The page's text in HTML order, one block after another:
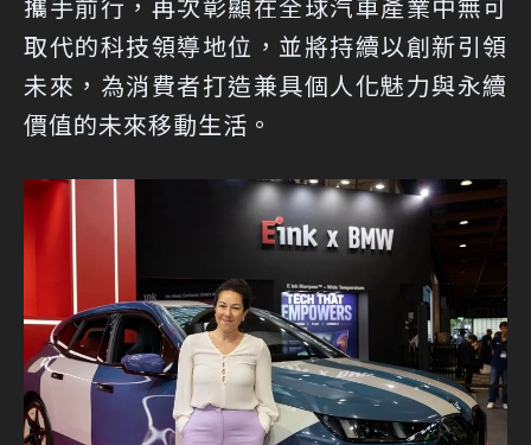
攜手前行，再次彰顯在全球汽車產業中無可
取代的科技領導地位，並將持續以創新引領
未來，為消費者打造兼具個人化魅力與永續
價值的未來移動生活。